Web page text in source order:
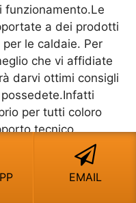
funzionamento.Le
a dei prodotti
le caldaie. Per
che vi affidiate
darvi ottimi consigli
per tutti coloro
tecnico.
Caldaie
EMAIL